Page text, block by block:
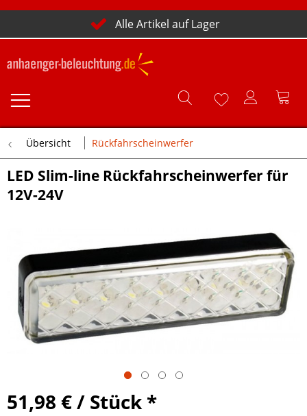
Alle Artikel auf Lager
Übersicht Rückfahrscheinwerfer
LED Slim-line Rückfahrscheinwerfer für
12V-24V
51,98 € / Stück *